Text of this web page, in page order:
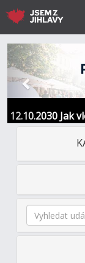
12.10.2030 Jak
Jihlavy
Předchozí